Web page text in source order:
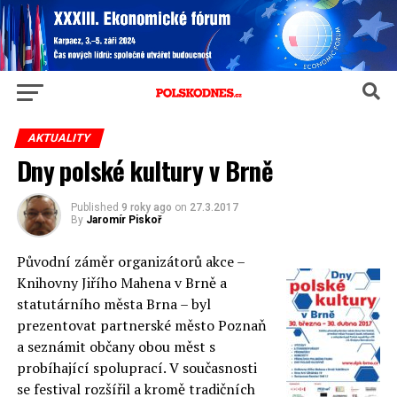
AKTUALITY
Dny polské kultury v Brně
Published 9 roky ago on 27.3.2017
By Jaromír Piskoř
Původní záměr organizátorů akce –
Knihovny Jiřího Mahena v Brně a
statutárního města Brna – byl
prezentovat partnerské město Poznaň
a seznámit občany obou měst s
probíhající spoluprací. V současnosti
se festival rozšířil a kromě tradičních